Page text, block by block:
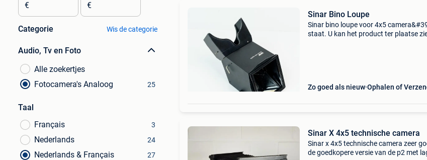
€ €
Categorie Wis de categorie
Audio, Tv en Foto
Alle zoekertjes
Fotocamera's Analoog
25
Taal
Français
3
Nederlands 24
Nederlands & Français 27
Sinar Bino Loupe
Sinar bino loupe voor 4x5
staat. U kan het product ter plaatse
Zo goed als nieuw Ophalen of
Sinar X 4x5 technische camera
Sinar x 4x5 technische camera zeer
de goedkopere versie van de p2 met